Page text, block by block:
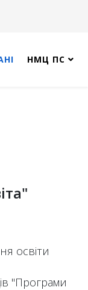
НМЦ ПС
освіти
"Програми